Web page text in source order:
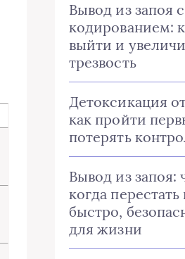
Вывод из запоя с
кодированием:
выйти и
трезвость
Детоксикация
как пройти
потерять
Вывод из запоя:
когда
быстро,
для жизни